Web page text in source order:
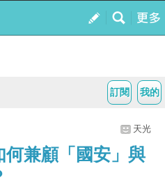
我的
訂閱
天光
何兼顧「國安」與